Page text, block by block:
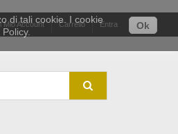
Entra
Carrello
Mio Account
di tali cookie. I cookie
Ok